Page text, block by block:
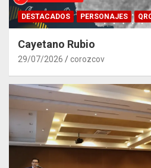
DESTACADOS PERSONAJES
Cayetano Rubio
29/07/2026 corozcov